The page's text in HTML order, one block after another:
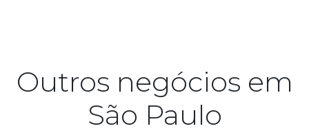
Outros negócios em
São Paulo